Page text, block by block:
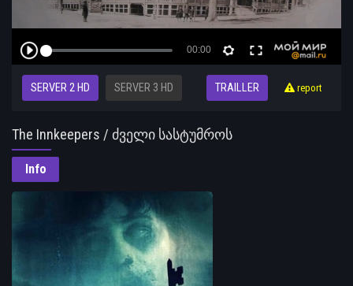
SERVER 2 HD SERVER 3 HD TRAILLER report
The Innkeepers / ძველი სასტუმროს
საიდუმლოებები
Info